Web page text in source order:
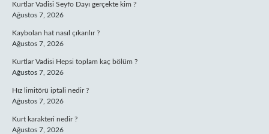
Kurtlar Vadisi Seyfo Dayı gerçekte kim ?
Ağustos 7, 2026
Kaybolan hat nasıl çıkarılır ?
Ağustos 7, 2026
Kurtlar Vadisi Hepsi toplam kaç bölüm ?
Ağustos 7, 2026
Hız limitörü iptali nedir ?
Ağustos 7, 2026
Kurt karakteri nedir ?
Ağustos 7, 2026